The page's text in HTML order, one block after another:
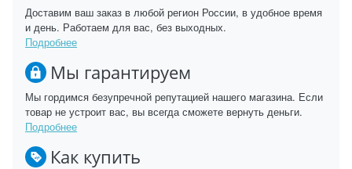
Доставим ваш заказ в любой регион России, в удобное время
и день. Работаем для вас, без выходных.
Подробнее
Мы гарантируем
Мы гордимся безупречной репутацией нашего магазина. Если
товар не устроит вас, вы всегда сможете вернуть деньги.
Подробнее
Как купить